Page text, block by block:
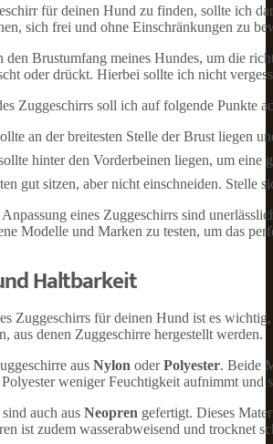
für deinen Hund zu finden, sollte ich
sich frei und ohne Einschränkungen zu
den Brustumfang meines Hundes, um die
oder drückt. Hierbei sollte ich nicht
Zuggeschirrs soll ich auf folgende Punkte
an der breitesten Stelle der Brust liegen
hinter den Vorderbeinen liegen, um eine
gut sitzen, aber nicht einschneiden. Stelle
eines Zuggeschirrs sind
Modelle und Marken zu testen, um das
Haltbarkeit
Zuggeschirrs für deinen Hund ist es
aus denen Zuggeschirre hergestellt werden.
aus Nylon oderPolyester. Beide
weniger Feuchtigkeit aufnimmt und
auch aus Neopren gefertigt. Dieses
ist zudem wasserabweisend und trocknet